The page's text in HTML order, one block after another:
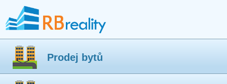
Prodej bytů